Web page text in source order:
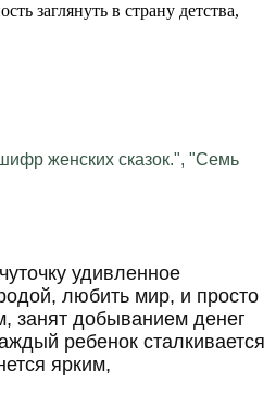
заглянуть в страну детства,
женских сказок.", "Семь
удивленное
любить мир, и просто
занят добыванием денег
ребенок сталкивается
ярким,